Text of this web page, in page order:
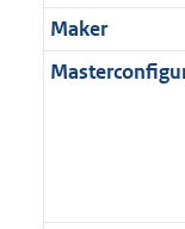
t
a
Maker